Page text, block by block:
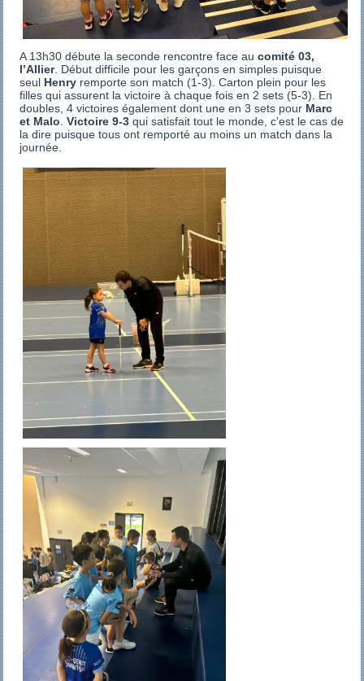
A 13h30 débute la seconde rencontre face aucomité 03,
l’Allier. Début difficile pour les garçons en simples puisque
seul Henry remporte son match (1-3). Carton plein pour les
filles qui assurent la victoire à chaque fois en 2 sets (5-3). En
doubles, 4 victoires également dont une en 3 sets pour Marc
et Malo .Victoire 9-3 qui satisfait tout le monde, c’est le cas de
la dire puisque tous ont remporté au moins un match dans la
journée.